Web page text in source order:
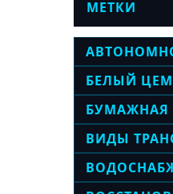
МЕТКИ
БЕЛЫЙ
БУМАЖНАЯ
ВИДЫ